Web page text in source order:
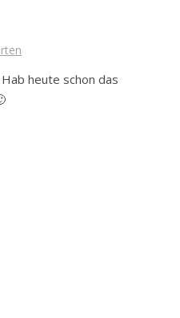
heute schon das